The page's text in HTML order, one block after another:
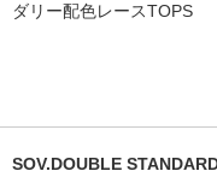
ダリー配色レースTOPS
SOV.DOUBLE